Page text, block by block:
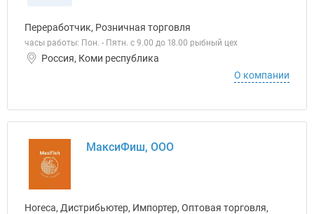
Переработчик, Розничная торговля
часы работы: Пон. - Пятн. с 9.00 до 18.00 рыбный цех
Россия, Коми республика
О компании
МаксиФиш, ООО
Horeca, Дистрибьютер, Импортер, Оптовая торговля,